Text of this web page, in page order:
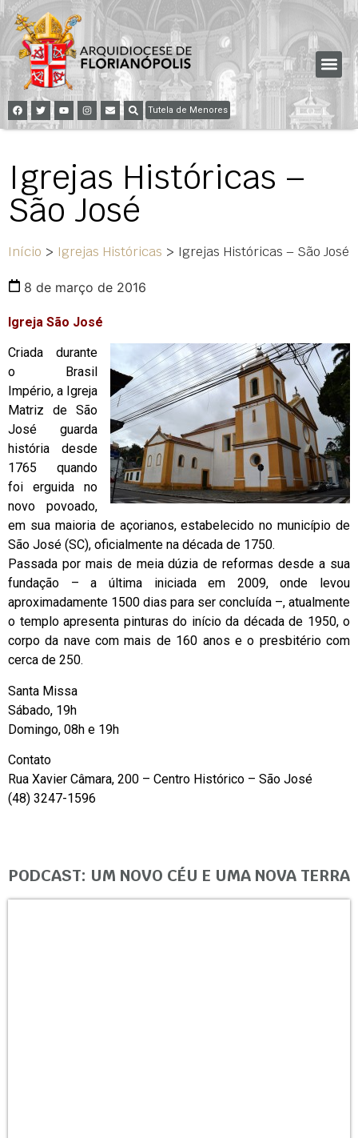
Tutela de Menores
Igrejas Históricas –
São José
Início > Igrejas Históricas > Igrejas Históricas – São José
8 de março de 2016
Igreja São José
Criada durante
o Brasil
Império, a Igreja
Matriz de São
José guarda
história desde
1765 quando
foi erguida no
novo povoado,
em sua maioria de açorianos, estabelecido no município de
São José (SC), oficialmente na década de 1750.
Passada por mais de meia dúzia de reformas desde a sua
fundação – a última iniciada em 2009, onde levou
aproximadamente 1500 dias para ser concluída –, atualmente
o templo apresenta pinturas do início da década de 1950, o
corpo da nave com mais de 160 anos e o presbitério com
cerca de 250.
Santa Missa
Sábado, 19h
Domingo, 08h e 19h
Contato
Rua Xavier Câmara, 200 – Centro Histórico – São José
(48) 3247-1596
PODCAST: UM NOVO CÉU E UMA NOVA TERRA